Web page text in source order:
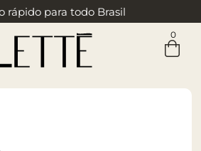
rápido para todo Brasil
0